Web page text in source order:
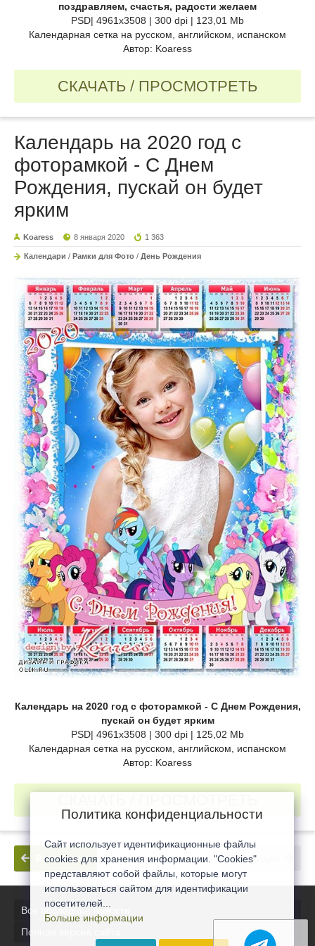
поздравляем, счастья, радости желаем
PSD| 4961x3508 | 300 dpi | 123,01 Mb
Календарная сетка на русском, английском, испанском
Автор: Koaress
СКАЧАТЬ / ПРОСМОТРЕТЬ
Календарь на 2020 год с
фоторамкой - С Днем
Рождения, пускай он будет
ярким
Koaress 8 января 2020 1 363
Календари / Рамки для Фото / День Рождения
Календарь на 2020 год с фоторамкой - С Днем Рождения,
пускай он будет ярким
PSD| 4961x3508 | 300 dpi | 125,02 Mb
Календарная сетка на русском, английском, испанском
Автор: Koaress
В будущее
В прошлое
Все последние новости
Полная версия сайта
Политика конфиденциальности
Сайт использует идентификационные файлы
cookies для хранения информации. "Cookies"
представляют собой файлы, которые могут
использоваться сайтом для идентификации
посетителей...
Больше информации